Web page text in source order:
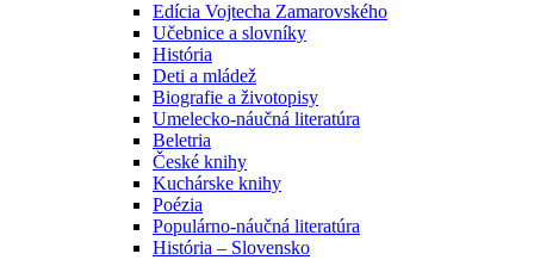
Edícia Vojtecha Zamarovského
Učebnice a slovníky
História
Deti a mládež
Biografie a životopisy
Umelecko-náučná literatúra
Beletria
České knihy
Kuchárske knihy
Poézia
Populárno-náučná literatúra
História – Slovensko